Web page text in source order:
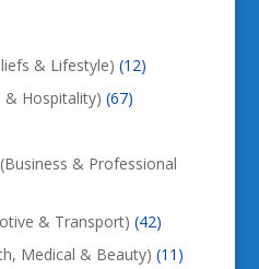
& Lifestyle) (12)
& Hospitality) (67)
& Professional
& Transport) (42)
Medical & Beauty) (11)